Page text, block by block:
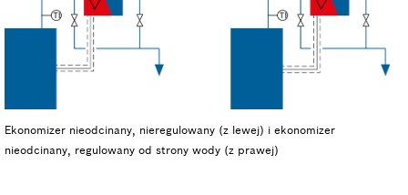
Ekonomizer nieodcinany, nieregulowany (z lewej) i ekonomizer
nieodcinany, regulowany od strony wody (z prawej)